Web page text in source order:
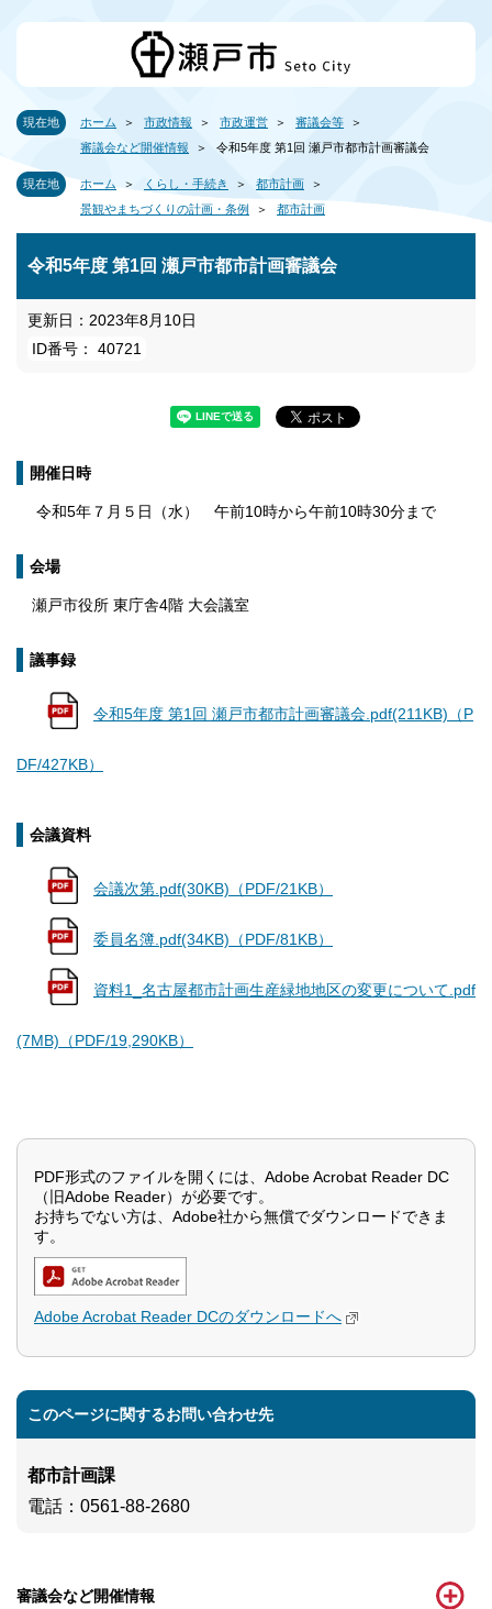
現在地 ホーム 市政情報 市政運営
審議会等
審議会など開催情報
令和5年度 第1回 瀬戸市都市計画審議会
現在地 ホーム くらし・手続き
都市計画
景観やまちづくりの計画・条例
都市計画
令和5年度 第1回 瀬戸市都市計画審議会
更新日：2023年8月10日
ID番号： 40721
開催日時
令和5年７月５日（水） 午前10時から午前10時30分まで
会場
瀬戸市役所 東庁舎4階 大会議室
議事録
令和5年度 第1回 瀬戸市都市計画審議会.pdf(211KB)（P
DF/427KB）
会議資料
会議次第.pdf(30KB)（PDF/21KB）
委員名簿.pdf(34KB)（PDF/81KB）
資料1_名古屋都市計画生産緑地地区の変更について.pdf
(7MB)（PDF/19,290KB）
PDF形式のファイルを開くには、Adobe Acrobat Reader DC
（旧Adobe Reader）が必要です。
お持ちでない方は、Adobe社から無償でダウンロードできま
す。
Adobe Acrobat Reader DCのダウンロードへ
このページに関するお問い合わせ先
都市計画課
電話 ：0561-88-2680
審議会など開催情報